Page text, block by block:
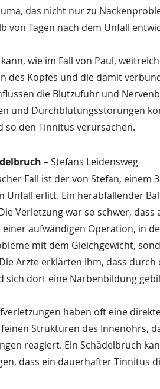
das nicht nur zu
von Tagen nach dem Unfall
wie im Fall von Paul,
des Kopfes und die damit
die Blutzufuhr und
und Durchblutungsstörungen
so den Tinnitus verursachen.
– Stefans Leidensweg
Fall ist der von Stefan, einem
Unfall erlitt. Ein herabfallender
Verletzung war so schwer,
einer aufwändigen Operation, in
mit dem Gleichgewicht,
Ärzte erklärten ihm, dass
sich dort eine Narbenbildung
haben oft eine
Strukturen des Innenohrs,
reagiert. Ein Schädelbruch
dass ein dauerhafter Tinnitus